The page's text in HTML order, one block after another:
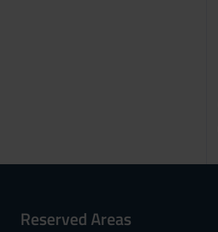
Reserved Areas